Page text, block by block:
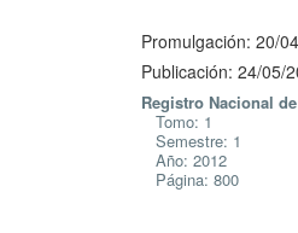
Promulgación: 20/
Publicación: 24/05/
Registro Nacional
Tomo: 1
Semestre: 1
Año: 2012
Página: 800